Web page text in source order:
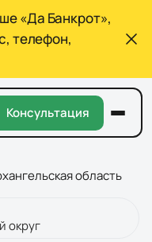
«Да Банкрот»,
телефон,
Консультация
область
округ